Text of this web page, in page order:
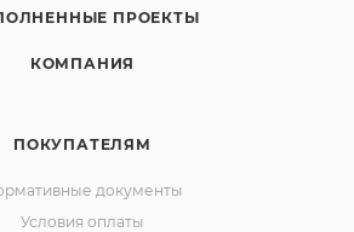
ПРОЕКТЫ
КОМПАНИЯ
ПОКУПАТЕЛЯМ
документы
Условия оплаты